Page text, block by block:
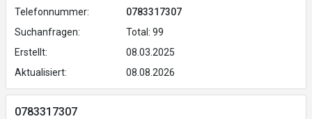
Telefonnummer:
0783317307
Suchanfragen:
Total: 99
Erstellt:
08.03.2025
Aktualisiert:
08.08.2026
0783317307